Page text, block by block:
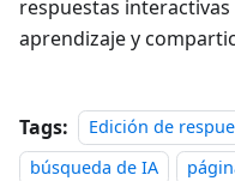
respuestas
aprendizaje y
Tags: Edición de
búsqueda de IA